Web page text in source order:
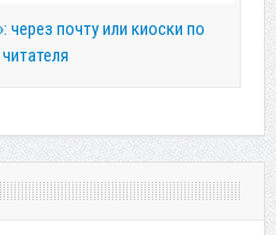
почту или киоски по